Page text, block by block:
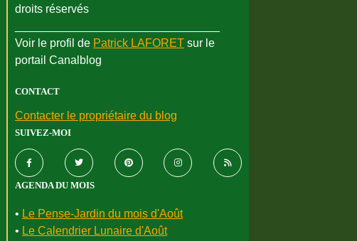
droits réservés
Voir le profil de Patrick LAFORET sur le
portail Canalblog
CONTACT
Contacter le propriétaire du blog
SUIVEZ-MOI
AGENDA DU MOIS
• Le Pense-Jardin du mois d'Août
• Le Calendrier Lunaire d'Août